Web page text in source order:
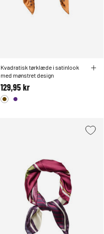
Kvadratisk tørklæde i satinlook
med mønstret design
129,95 kr